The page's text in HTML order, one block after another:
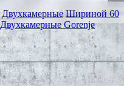
Двухкамерные Шириной 60
Двухкамерные Gorenje